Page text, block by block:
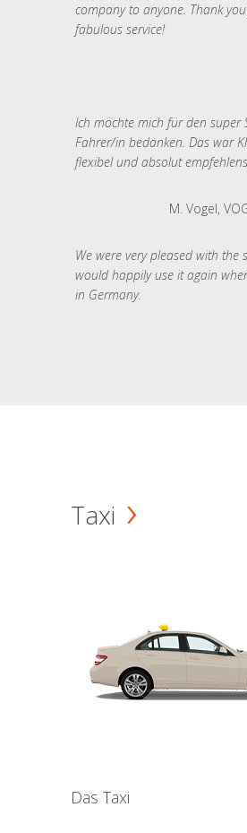
company to anyone. Thank
fabulous service!
Ich möchte mich für den super
Fahrer/in bedanken. Das war
flexibel und absolut
M. Vogel,
We were very pleased with the
would happily use it again
in Germany.
Taxi
Das Taxi